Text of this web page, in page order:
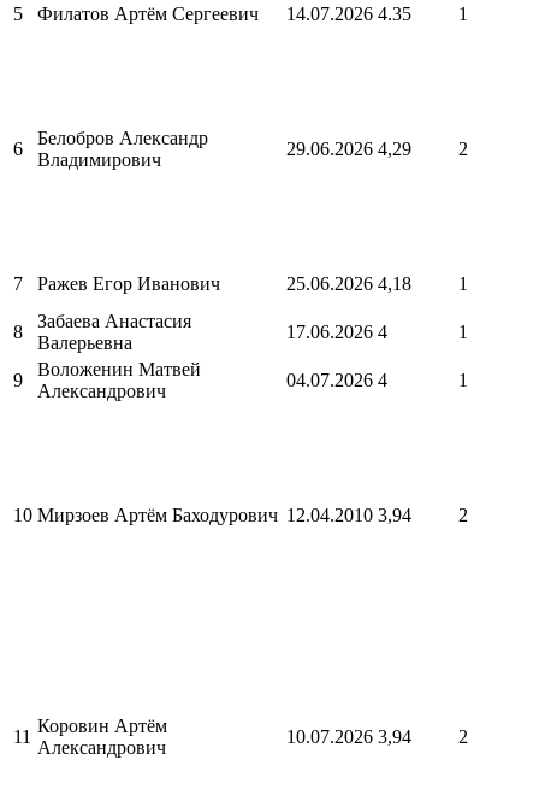
5 Филатов Артём Сергеевич 14.07.2026 4.35 1
6
Белобров Александр
Владимирович
29.06.2026 4,29 2
7 Ражев Егор Иванович 25.06.2026 4,18 1
8
Забаева Анастасия
Валерьевна
17.06.2026 4 1
9
Воложенин Матвей
Александрович
04.07.2026 4 1
10 Мирзоев Артём Баходурович 12.04.2010 3,94 2
11
Коровин Артём
Александрович
10.07.2026 3,94 2